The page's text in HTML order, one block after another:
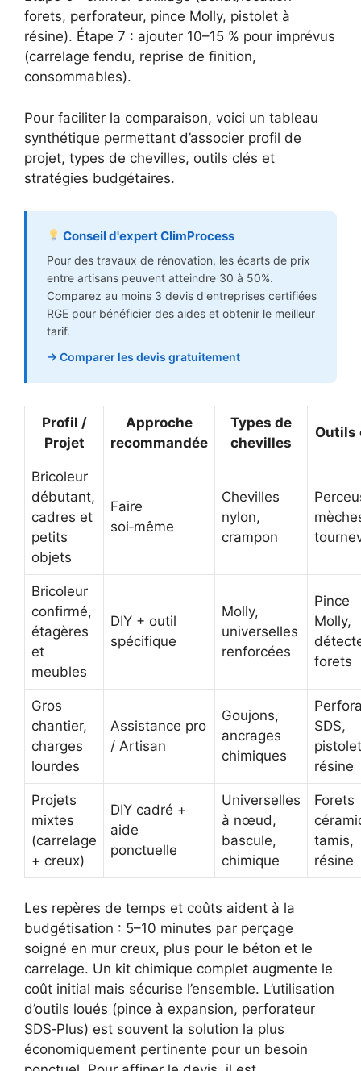
forets, perforateur, pince Molly, pistolet à
résine). Étape 7 : ajouter 10–15 % pour imprévus
(carrelage fendu, reprise de finition,
consommables).
Pour faciliter la comparaison, voici un tableau
synthétique permettant d’associer profil de
projet, types de chevilles, outils clés et
stratégies budgétaires.
Conseil d'expert ClimProcess
Pour des travaux de rénovation, les écarts de prix
entre artisans peuvent atteindre 30 à 50%.
Comparez au moins 3 devis d'entreprises certifiées
RGE pour bénéficier des aides et obtenir le meilleur
tarif.
→ Comparer les devis gratuitement
Profil /
Projet
Approche
recommandée
Types de
chevilles
Outils
Bricoleur
débutant,
cadres et
petits
objets
Faire
soi‑même
Chevilles
nylon,
crampon
Bricoleur
confirmé,
étagères
et
meubles
DIY + outil
spécifique
Molly,
universelles
renforcées
Pince
Molly,
forets
Gros
chantier,
charges
lourdes
Assistance pro
/ Artisan
Goujons,
ancrages
chimiques
SDS,
pistolet
résine
Projets
mixtes
(carrelage
+ creux)
DIY cadré +
aide
ponctuelle
Universelles
à nœud,
bascule,
chimique
Forets
tamis,
résine
Les repères de temps et coûts aident à la
budgétisation : 5–10 minutes par perçage
soigné en mur creux, plus pour le béton et le
carrelage. Un kit chimique complet augmente le
coût initial mais sécurise l’ensemble. L’utilisation
d’outils loués (pince à expansion, perforateur
SDS‑Plus) est souvent la solution la plus
économiquement pertinente pour un besoin